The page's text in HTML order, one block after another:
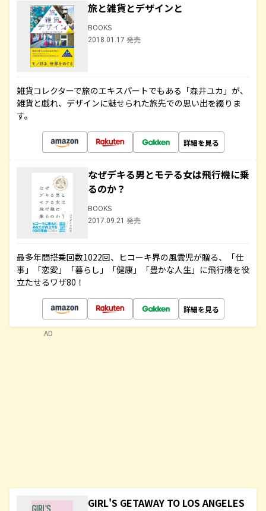
旅と雑貨とデザインと
BOOKS
2018.01.17 発売
雑貨コレクターで旅のエキスパートでもある「森井ユカ」が、
雑貨と戯れ、デザインに魅せられた旅先での思い出を綴りま
す。
詳細を見る
なぜデキる男とモテる女は飛行機に乗
るのか？
BOOKS
2017.09.21 発売
最多年間搭乗回数1022回、ヒコーキ界の風雲児が贈る、「仕
事」「恋愛」「暮らし」「健康」「豊かな人生」に飛行機を役
立たせるワザ80！
詳細を見る
GIRL'S GETAWAY TO LOS ANGELES
AD